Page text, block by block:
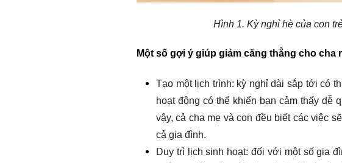
Hình 1. Kỳ nghỉ hè của con
Một số gợi ý giúp giảm căng thẳng cho cha
Tạo một lịch trình: kỳ nghỉ dài sắp tới có
hoạt động có thể khiến bạn cảm thấy dễ
vậy, cả cha mẹ và con đều biết các việc
cả gia đình.
Duy trì lịch sinh hoạt: đối với một số gia